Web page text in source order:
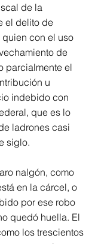
de la
el delito de
con el uso
de
parcialmente el
u
indebido con
que es lo
ladrones casi
siglo.
nalgón, como
en la cárcel, o
por ese robo
quedó huella. El
los trescientos